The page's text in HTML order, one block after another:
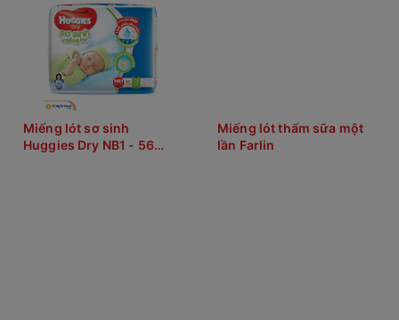
Miếng lót sơ sinh
Huggies Dry NB1 - 56
Miếng lót thấm sữa một
lần Farlin